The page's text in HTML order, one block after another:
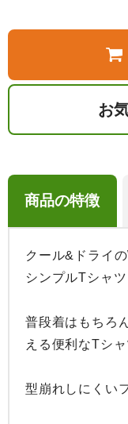
お
商品の特徴
クール&ドライ
シンプルTシャツ
普段着はもちろ
える便利なTシ
型崩れしにくい